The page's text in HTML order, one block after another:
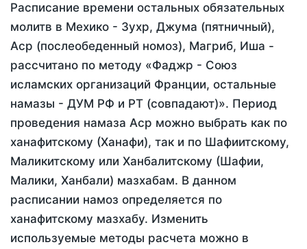
Расписание времени остальных обязательных
молитв в Мехико - Зухр, Джума (пятничный),
Аср (послеобеденный номоз), Магриб, Иша -
рассчитано по методу «Фаджр - Союз
исламских организаций Франции, остальные
намазы - ДУМ РФ и РТ (совпадают)». Период
проведения намаза Аср можно выбрать как по
ханафитскому (Ханафи), так и по Шафиитскому,
Маликитскому или Ханбалитскому (Шафии,
Малики, Ханбали) мазхабам. В данном
расписании намоз определяется по
ханафитскому мазхабу. Изменить
используемые методы расчета можно в